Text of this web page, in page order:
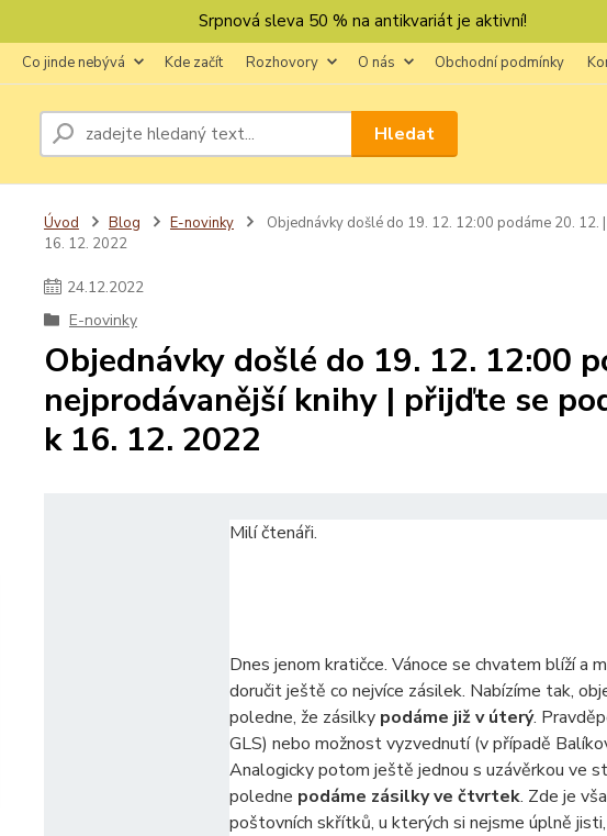
Srpnová sleva 50 % na antikvariát je aktivní!
Co jinde nebývá Kde začít Rozhovory O nás Obchodní podmínky
Hledat
Úvod Blog E-novinky
Objednávky došlé do 19. 12. 12:00 podáme 20.
16. 12. 2022
24.12.2022
E-novinky
Objednávky došlé do 19. 12. 12:00
nejprodávanější knihy | přijďte se
k 16. 12. 2022
Milí čtenáři.
Dnes jenom kratičce. Vánoce se chvatem blíží a
doručit ještě co nejvíce zásilek. Nabízíme tak,
poledne, že zásilky podáme již v úterý.
GLS) nebo možnost vyzvednutí (v případě
Analogicky potom ještě jednou s uzávěrkou ve
poledne podáme zásilky ve čtvrtek. Zde je
poštovních skřítků, u kterých si nejsme úplně